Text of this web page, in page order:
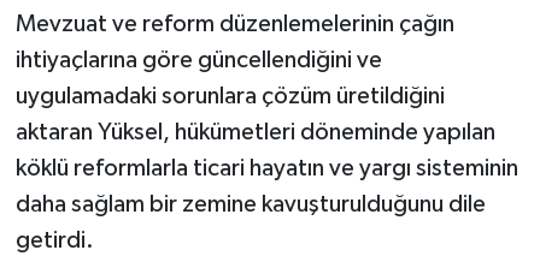
Mevzuat ve reform düzenlemelerinin çağın
ihtiyaçlarına göre güncellendiğini ve
uygulamadaki sorunlara çözüm üretildiğini
aktaran Yüksel, hükümetleri döneminde yapılan
köklü reformlarla ticari hayatın ve yargı sisteminin
daha sağlam bir zemine kavuşturulduğunu dile
getirdi.